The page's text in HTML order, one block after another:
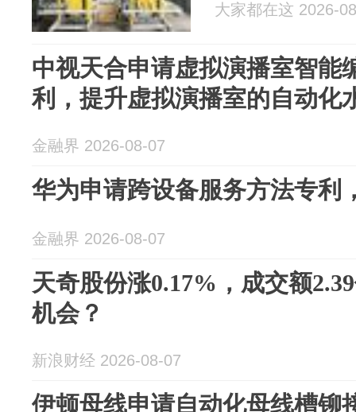
大家都在这 2026-
中视天合申请虚拟演播室智能
利，提升虚拟演播室的自动化
金融界 2026-08-07
华为申请跨设备服务方法专利
金融界 2026-08-07
天奇股份涨0.17%，成交额
机会？
新浪财经 2026-08-07
伊顿母线申请自动化母线槽铆